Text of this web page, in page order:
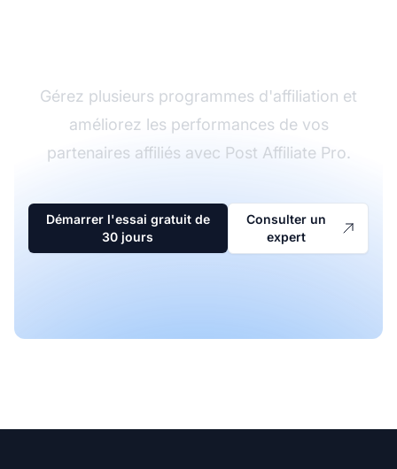
Gérez plusieurs programmes d'affiliation et
améliorez les performances de vos
partenaires affiliés avec Post Affiliate Pro.
Démarrer l'essai gratuit de
30 jours
Consulter un
expert